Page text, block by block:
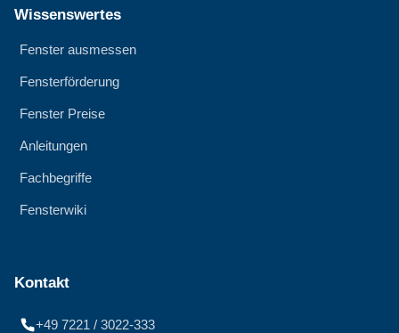
Wissenswertes
Fenster ausmessen
Fensterförderung
Fenster Preise
Anleitungen
Fachbegriffe
Fensterwiki
Kontakt
+49 7221 / 3022-333